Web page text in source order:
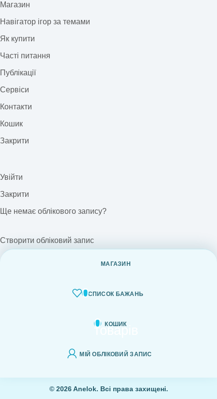
Магазин
Навігатор ігор за темами
Як купити
Часті питання
Публікації
Сервіси
Контакти
Кошик
Закрити
Увійти
Закрити
Ще немає облікового запису?
Створити обліковий запис
МАГАЗИН
0СПИСОК БАЖАНЬ
0
товарів
КОШИК
МІЙ ОБЛІКОВИЙ ЗАПИС
© 2026 Anelok. Всі права захищені.